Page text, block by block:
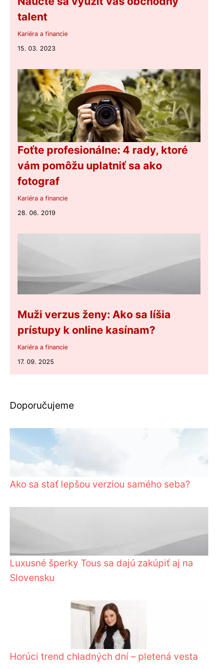
talent
Kariéra a financie
15. 03. 2023
Foťte profesionálne: 4 rady, ktoré
vám pomôžu uplatniť sa ako
fotograf
Kariéra a financie
28. 06. 2019
Muži verzus ženy: Ako sa líšia
prístupy k online kasínam?
Kariéra a financie
17. 09. 2025
Doporučujeme
Ako sa stať lepšou verziou samého seba?
Luxusné šperky Tous sa dajú zakúpiť aj na
Slovensku
Horúci trend chladných dní – pletená vesta